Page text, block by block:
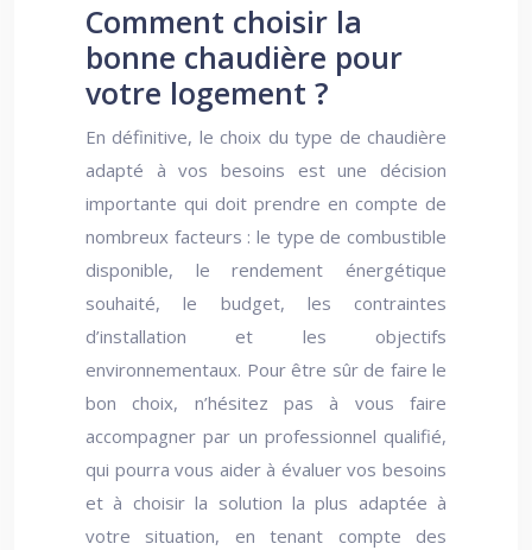
Comment choisir la
bonne chaudière pour
votre logement ?
En définitive, le choix du type de chaudière
adapté à vos besoins est une décision
importante qui doit prendre en compte de
nombreux facteurs : le type de combustible
disponible, le rendement énergétique
souhaité, le budget, les contraintes
d’installation et les objectifs
environnementaux. Pour être sûr de faire le
bon choix, n’hésitez pas à vous faire
accompagner par un professionnel qualifié,
qui pourra vous aider à évaluer vos besoins
et à choisir la solution la plus adaptée à
votre situation, en tenant compte des